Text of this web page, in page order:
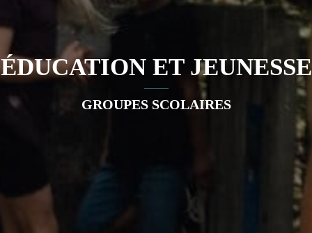
ÉDUCATION ET JEUNESSE
GROUPES SCOLAIRES